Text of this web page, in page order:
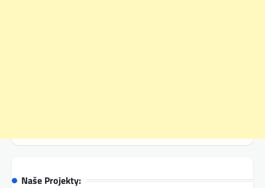
Naše Projekty: